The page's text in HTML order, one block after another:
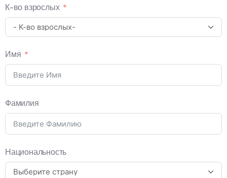
К-во взрослых
Имя
Фамилия
Национальность